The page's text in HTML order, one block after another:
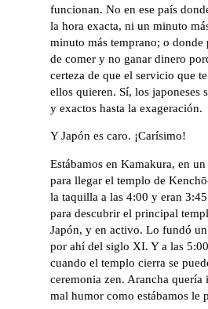
funcionan. No en ese país
la hora exacta, ni un minuto
minuto más temprano; o donde
de comer y no ganar dinero
certeza de que el servicio que
ellos quieren. Sí, los japoneses
y exactos hasta la exageración.
Y Japón es caro. ¡Carísimo!
Estábamos en Kamakura, en
para llegar el templo de
la taquilla a las 4:00 y eran
para descubrir el principal
Japón, y en activo. Lo fundó
por ahí del siglo XI. Y a las
cuando el templo cierra se
ceremonia zen. Arancha quería
mal humor como estábamos le